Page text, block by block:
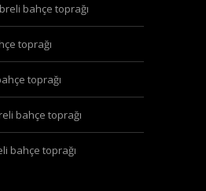
bahçe toprağı
toprağı
toprağı
bahçe toprağı
bahçe toprağı